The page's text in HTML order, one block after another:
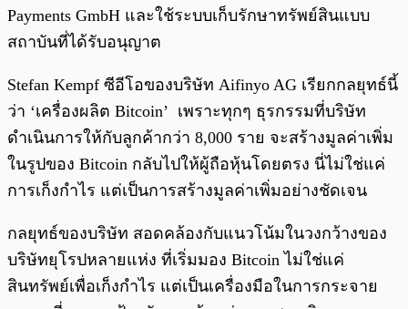
Payments GmbH และใช้ระบบเก็บรักษาทรัพย์สินแบบ
สถาบันที่ได้รับอนุญาต
Stefan Kempf ซีอีโอของบริษัท Aifinyo AG เรียกกลยุทธ์นี้
ว่า ‘เครื่องผลิต Bitcoin’ เพราะทุกๆ ธุรกรรมที่บริษัท
ดำเนินการให้กับลูกค้ากว่า 8,000 ราย จะสร้างมูลค่าเพิ่ม
ในรูปของ Bitcoin กลับไปให้ผู้ถือหุ้นโดยตรง นี่ไม่ใช่แค่
การเก็งกำไร แต่เป็นการสร้างมูลค่าเพิ่มอย่างชัดเจน
กลยุทธ์ของบริษัท สอดคล้องกับแนวโน้มในวงกว้างของ
บริษัทยุโรปหลายแห่ง ที่เริ่มมอง Bitcoin ไม่ใช่แค่
สินทรัพย์เพื่อเก็งกำไร แต่เป็นเครื่องมือในการกระจาย